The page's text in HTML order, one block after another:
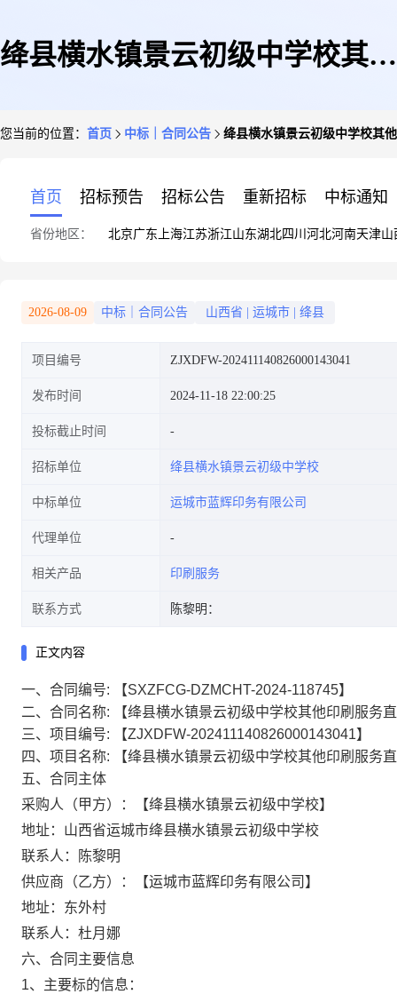
绛县横水镇景云初级中学校其他
您当前的位置： 首页 中标｜合同公告 绛县横水镇景云初级中学校其
首页 招标预告 招标公告 重新招标 中标通知
省份地区： 北京广东 上海江苏浙江山东湖北四川 河北河南天津山
2026-08-09 中标｜合同公告 山西省 运城市 绛县
项目编号 ZJXDFW-202411140826000143041
发布时间 2024-11-18 22:00:25
投标截止时间
招标单位 绛县横水镇景云初级中学校
中标单位 运城市蓝辉印务有限公司
代理单位
相关产品 印刷服务
联系方式 陈黎明：
正文内容
一、合同编号:
【SXZFCG-DZMCHT-2024-118745】
二、合同名称:
【绛县横水镇景云初级中学校其他印刷服务
三、项目编号:
【ZJXDFW-202411140826000143041】
四、项目名称:
【绛县横水镇景云初级中学校其他印刷服务
五、合同主体
采购人（甲方）：【绛县横水镇景云初级中学校】
地址：山西省运城市绛县横水镇景云初级中学校
联系人：陈黎明
供应商（乙方）：【运城市蓝辉印务有限公司】
地址：东外村
联系人：杜月娜
六、合同主要信息
1、主要标的信息：